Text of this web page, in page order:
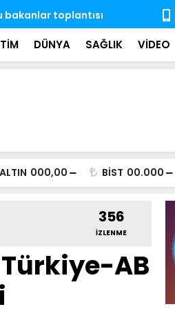
hesaplara
DÜNYA SAĞLIK VİDEO
ALTIN 000,00 BİST 00.000
356
İZLENME
AB